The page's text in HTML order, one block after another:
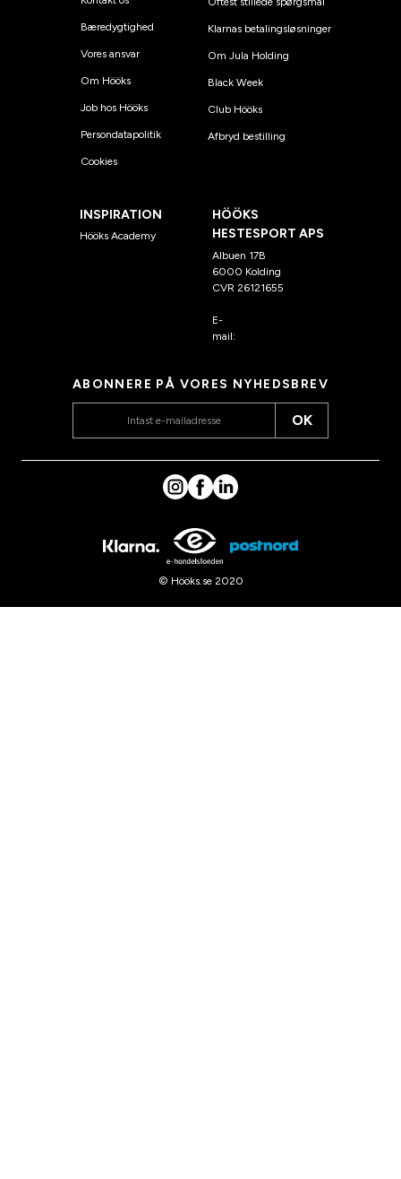
Bæredygtighed
Vores ansvar
Om Hööks
Job hos Hööks
Persondatapolitik
Cookies
Klarnas betalingsløsninger
Om Jula Holding
Black Week
Club Hööks
Afbryd bestilling
INSPIRATION
Hööks Academy
HÖÖKS
HESTESPORT APS
Albuen 17B
6000 Kolding
CVR 26121655
E-
mail:
ABONNERE PÅ VORES NYHEDSBREV
OK
© Hööks.se 2020